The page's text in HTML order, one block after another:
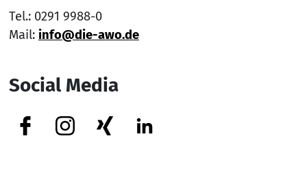
Tel.: 0291 9988-0
Mail: info@die-awo.de
Social Media
FacebookInstagramXing Linkedin